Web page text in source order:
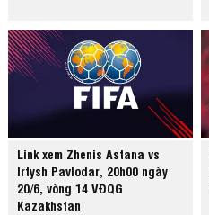
Link xem Zhenis Astana vs
Irtysh Pavlodar, 20h00 ngày
20/6, vòng 14 VĐQG
Kazakhstan